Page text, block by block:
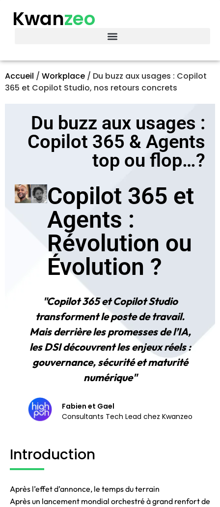
Kwanzeo
Accueil / Workplace / Du buzz aux usages : Copilot
365 et Copilot Studio, nos retours concrets
Du buzz aux usages :
Copilot 365 & Agents
top ou flop…?
Copilot 365 et
Agents :
Révolution ou
Évolution ?
"Copilot 365 et Copilot Studio
transforment le poste de travail.
Mais derrière les promesses de l’IA,
les DSI découvrent les enjeux réels :
gouvernance, sécurité et maturité
numérique"
Fabien et Gael
Consultants Tech Lead chez Kwanzeo
Introduction
Après l’effet d’annonce, le temps du terrain
Après un lancement mondial orchestré à grand renfort de